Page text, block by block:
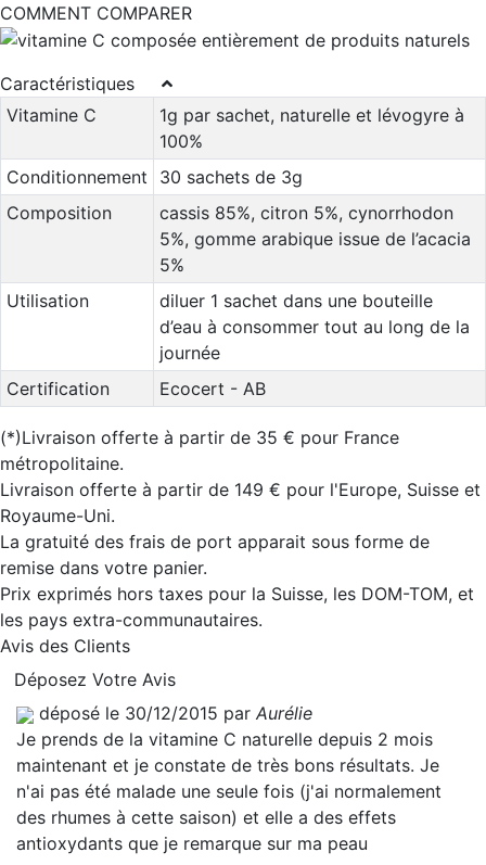
COMMENT COMPARER
Caractéristiques
Vitamine C
1g par sachet, naturelle et lévogyre à
100%
Conditionnement
30 sachets de 3g
Composition
cassis 85%, citron 5%, cynorrhodon
5%, gomme arabique issue de l’acacia
5%
Utilisation
diluer 1 sachet dans une bouteille
d’eau à consommer tout au long de la
journée
Certification
Ecocert - AB
(*)Livraison offerte à partir de 35 € pour France
métropolitaine.
Livraison offerte à partir de 149 € pour l'Europe, Suisse et
Royaume-Uni.
La gratuité des frais de port apparait sous forme de
remise dans votre panier.
Prix exprimés hors taxes pour la Suisse, les DOM-TOM, et
les pays extra-communautaires.
Avis des Clients
Déposez Votre Avis
déposé le 30/12/2015 par Aurélie
Je prends de la vitamine C naturelle depuis 2 mois
maintenant et je constate de très bons résultats. Je
n'ai pas été malade une seule fois (j'ai normalement
des rhumes à cette saison) et elle a des effets
antioxydants que je remarque sur ma peau